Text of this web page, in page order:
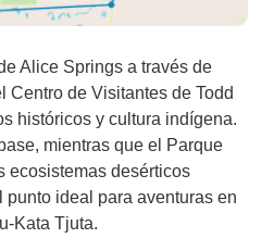
Alice Springs a través de
Centro de Visitantes de Todd
históricos y cultura indígena.
mientras que el Parque
ecosistemas desérticos
ideal para aventuras en
Kata Tjuta.